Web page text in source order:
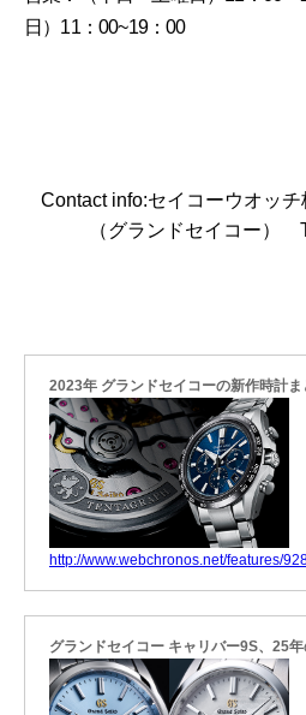
日）11：00~19：00
Contact info:セイコーウオッ
（グランドセイコー）
2023年 グランドセイコーの新作時計ま
http://www.webchronos.net/features/
グランドセイコー キャリバー9S、25